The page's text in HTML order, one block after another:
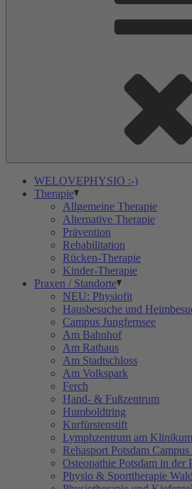
WELOVEPHYSIO :-)
Therapie
Allgemeine Therapie
Alternative Therapie
Prävention
Rehabilitation
Rücken-Therapie
Kinder-Therapie
Praxen / Standorte
NEU: Physiofit
Hausbesuche und
Campus Jungfernsee
Am Bahnhof
Am Rathaus
Am Stadtschloss
Am Volkspark
Ferch
Hand- & Fußzentrum
Humboldtring
Kurfürstenstift
Lymphzentrum am
Rehasport Potsdam Campus
Osteopathie Potsdam in der
Physio & Sporttherapie